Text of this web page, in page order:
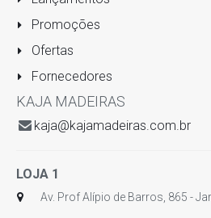
Promoções
Ofertas
Fornecedores
KAJA MADEIRAS
kaja@kajamadeiras.com.br
LOJA 1
Av. Prof Alípio de Barros, 865 -